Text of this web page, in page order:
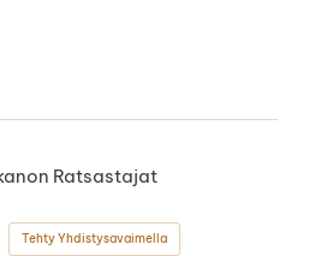
Ratsastajat
Tehty Yhdistysavaimella